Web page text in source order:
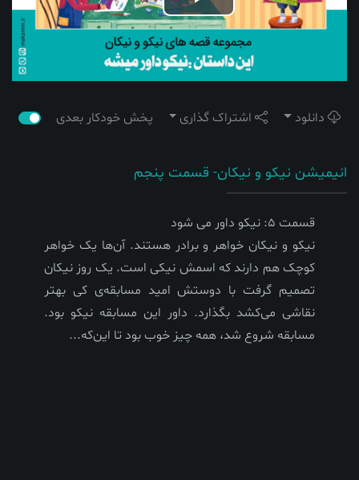
Play
Video
دانلود اشتراک گذاری پخش خودکار بعدی
انیمیشن نیکو و نیکان- قسمت پنجم
قسمت 5: نیکو داور می شود
نیکو و نیکان خواهر و برادر هستند. آن‌ها یک خواهر
کوچک هم دارند که اسمش نیکی است. یک روز نیکان
تصمیم گرفت با دوستش امید مسابقه‌ی کی بهتر
نقاشی می‌کشد بگذارد. داور این مسابقه نیکو بود.
مسابقه شروع شد، همه چیز خوب بود تا این‌که...